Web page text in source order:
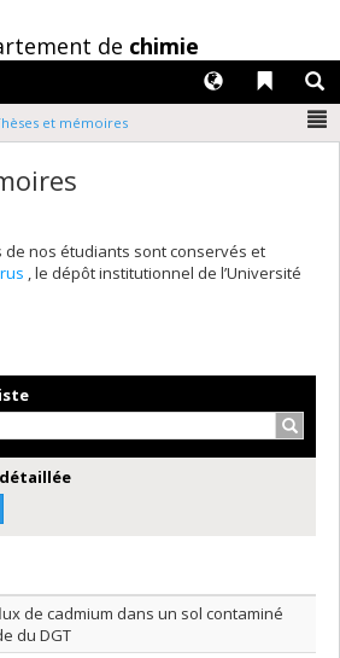
de chimie
Liens
Langues
et mémoires
de nos étudiants sont conservés et
, le dépôt institutionnel de l’Université
ordre décroissant
titre en ordre décroissant
de cadmium dans un sol contaminé
du DGT